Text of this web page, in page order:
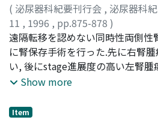
( 泌尿器科紀要刊行会 , 泌尿器科
11 , 1996 , pp.875-878 )
内山, 浩一;安井, 平造;内藤, 克輔;
YASUI, Heizo;NAITO, Katsusuke
遠隔転移を認めない同時性両側性
に腎保存手術を行った.先に右腎
い, 後にstage進展度の高い左腎腫
術を行った.二期手術後の血清ク
後CTで明らかな腫瘍の局所残存は
Show more
Item